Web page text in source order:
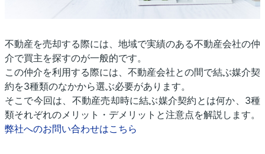
不動産を売却する際には、地域で実績のある不動産会社の仲
介で買主を探すのが一般的です。
この仲介を利用する際には、不動産会社との間で結ぶ媒介契
約を3種類のなかから選ぶ必要があります。
そこで今回は、不動産売却時に結ぶ媒介契約とは何か、3種
類それぞれのメリット・デメリットと注意点を解説します。
弊社へのお問い合わせはこちら